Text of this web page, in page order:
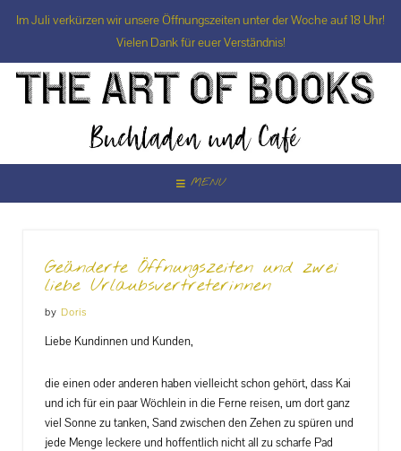
Im Juli verkürzen wir unsere Öffnungszeiten unter der Woche auf 18 Uhr!
Vielen Dank für euer Verständnis!
Skip
MENU
Geänderte Öffnungszeiten und zwei
liebe Urlaubsvertreterinnen
by Doris
Liebe Kundinnen und Kunden,
die einen oder anderen haben vielleicht schon gehört, dass Kai
und ich für ein paar Wöchlein in die Ferne reisen, um dort ganz
viel Sonne zu tanken, Sand zwischen den Zehen zu spüren und
jede Menge leckere und hoffentlich nicht all zu scharfe Pad